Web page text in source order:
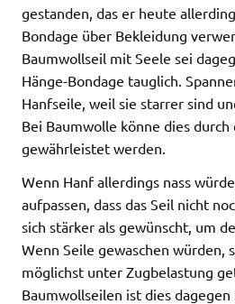
gestanden, das er heute
Bondage über Bekleidung
Baumwollseil mit Seele sei
Hänge-Bondage tauglich.
Hanfseile, weil sie starrer sind
Bei Baumwolle könne dies
gewährleistet werden.
Wenn Hanf allerdings nass
aufpassen, dass das Seil nicht
sich stärker als gewünscht, um
Wenn Seile gewaschen würden,
möglichst unter Zugbelastung
Baumwollseilen ist dies dagegen